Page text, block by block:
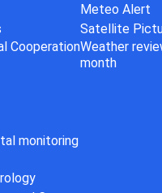
Cooperation
Meteo Alert
Satellite
Weather
month
monitoring